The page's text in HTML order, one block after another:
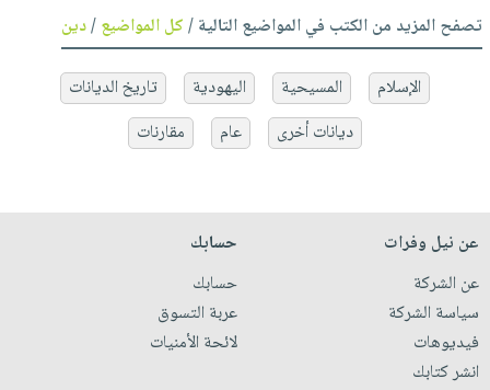
تصفح المزيد من الكتب في المواضيع التالية /كل المواضيع/دين
الإسلام المسيحية اليهودية
تاريخ الديانات
ديانات أخرى
عام مقارنات
عن نيل وفرات
عن الشركة
سياسة الشركة
فيديوهات
انشر كتابك
حسابك
حسابك
عربة التسوق
لائحة الأمنيات